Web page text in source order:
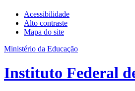
Acessibilidade
Alto contraste
Mapa do site
Ministério da Educação
Instituto Federal